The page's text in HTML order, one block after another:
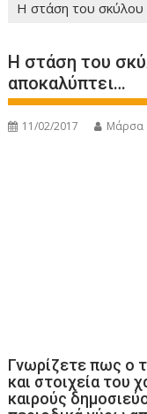
Η στάση του
Η στάση του
αποκαλύπτει…
11/02/2017 Μάρσα
Γνωρίζετε πως ο
και στοιχεία του
καιρούς